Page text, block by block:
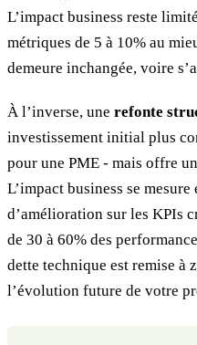
L’impact business reste
métriques de 5 à 10% au
demeure inchangée, voire
À l’inverse, une refonte
investissement initial plus
pour une PME - mais offre
L’impact business se
d’amélioration sur les KPIs
de 30 à 60% des
dette technique est remise à
l’évolution future de votre